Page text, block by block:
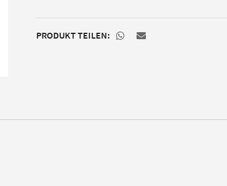
PRODUKT TEILEN: